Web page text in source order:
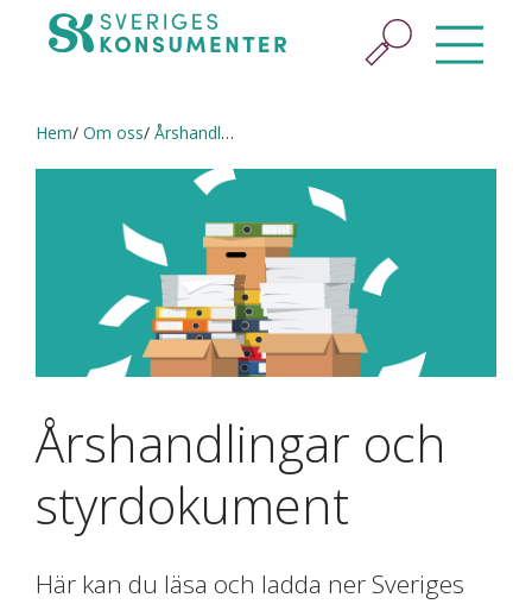
Hem Om oss Årshandlingar och styrdokument
Årshandlingar och
styrdokument
Här kan du läsa och ladda ner Sveriges